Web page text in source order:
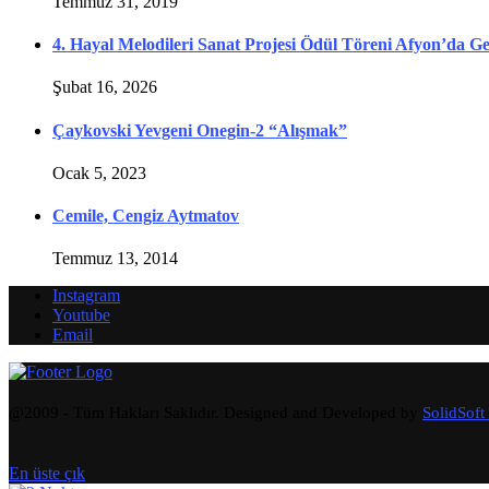
4. Hayal Melodileri Sanat Projesi Ödül Töreni Afyon’da
Şubat 16, 2026
Çaykovski Yevgeni Onegin-2 “Alışmak”
Ocak 5, 2023
Cemile, Cengiz Aytmatov
Temmuz 13, 2014
Instagram
Youtube
Email
SolidSoft
En üste çık